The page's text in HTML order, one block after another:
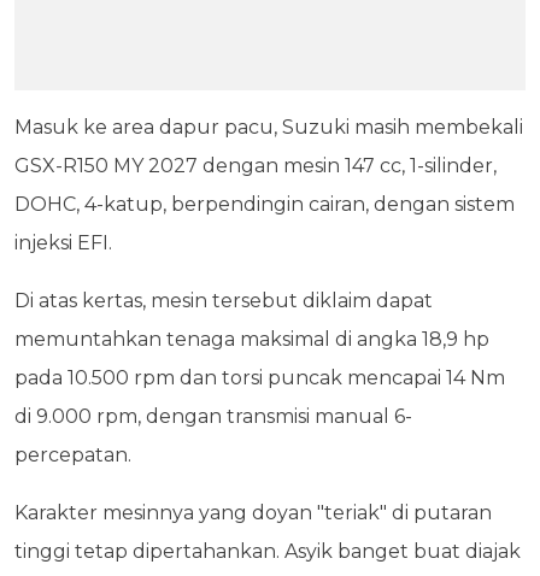
Masuk ke area dapur pacu, Suzuki masih membekali
GSX-R150 MY 2027 dengan mesin 147 cc, 1-silinder,
DOHC, 4-katup, berpendingin cairan, dengan sistem
injeksi EFI.
Di atas kertas, mesin tersebut diklaim dapat
memuntahkan tenaga maksimal di angka 18,9 hp
pada 10.500 rpm dan torsi puncak mencapai 14 Nm
di 9.000 rpm, dengan transmisi manual 6-
percepatan.
Karakter mesinnya yang doyan "teriak" di putaran
tinggi tetap dipertahankan. Asyik banget buat diajak